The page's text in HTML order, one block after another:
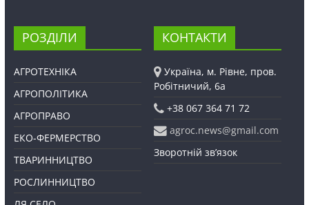
РОЗДІЛИ
АГРОТЕХНІКА
АГРОПОЛІТИКА
АГРОПРАВО
ЕКО-ФЕРМЕРСТВО
ТВАРИННИЦТВО
РОСЛИННИЦТВО
КОНТАКТИ
Україна, м. Рівне, пров.
Робітничий, 6а
+38 067 364 71 72
agroc.news@gmail.com
Зворотній зв’язок